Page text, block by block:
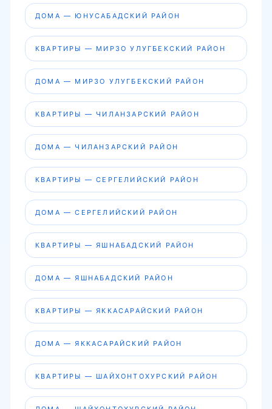
ДОМА — ЮНУСАБАДСКИЙ РАЙОН
КВАРТИРЫ — МИРЗО УЛУГБЕКСКИЙ РАЙОН
ДОМА — МИРЗО УЛУГБЕКСКИЙ РАЙОН
КВАРТИРЫ — ЧИЛАНЗАРСКИЙ РАЙОН
ДОМА — ЧИЛАНЗАРСКИЙ РАЙОН
КВАРТИРЫ — СЕРГЕЛИЙСКИЙ РАЙОН
ДОМА — СЕРГЕЛИЙСКИЙ РАЙОН
КВАРТИРЫ — ЯШНАБАДСКИЙ РАЙОН
ДОМА — ЯШНАБАДСКИЙ РАЙОН
КВАРТИРЫ — ЯККАСАРАЙСКИЙ РАЙОН
ДОМА — ЯККАСАРАЙСКИЙ РАЙОН
КВАРТИРЫ — ШАЙХОНТОХУРСКИЙ РАЙОН